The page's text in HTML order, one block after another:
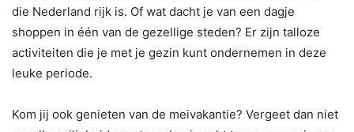
die Nederland rijk is. Of wat dacht je van een dagje
shoppen in één van de gezellige steden? Er zijn talloze
activiteiten die je met je gezin kunt ondernemen in deze
leuke periode.
Kom jij ook genieten van de meivakantie? Vergeet dan niet